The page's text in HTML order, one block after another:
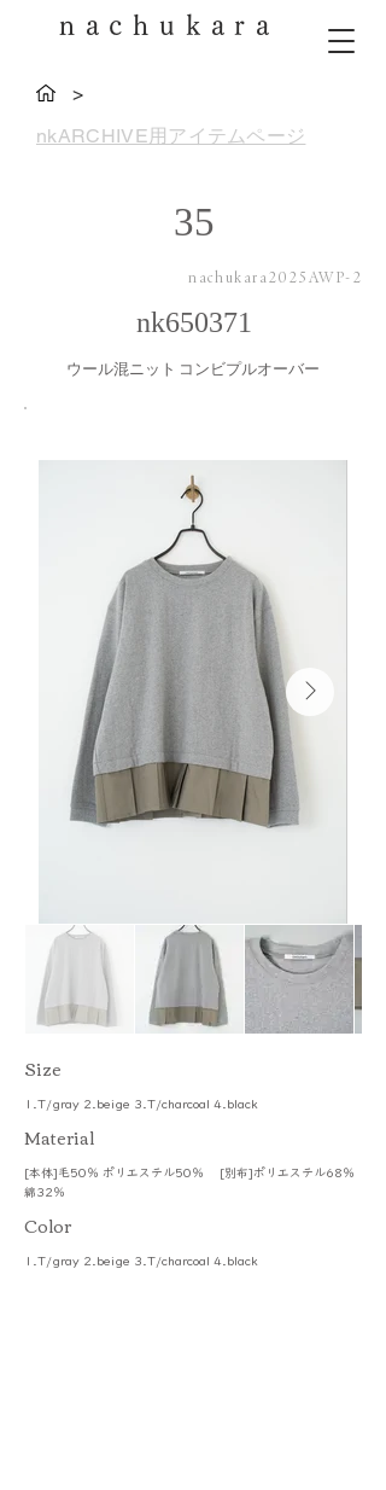
nachukara
>
nkARCHIVE用アイテムページ
35
nachukara2025AWP-2
nk650371
ウール混ニット コンビプルオーバー
​Size
1.T/gray 2.beige 3.T/charcoal 4.black
​Material
[本体]毛50％ ポリエステル50％ [別布]ポリエステル68％
綿32％
Color
1.T/gray 2.beige 3.T/charcoal 4.black